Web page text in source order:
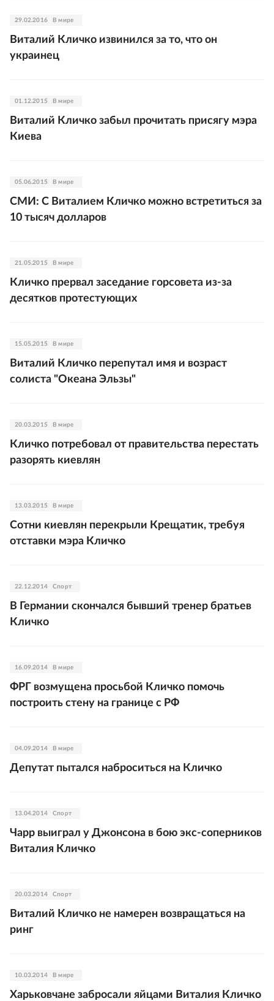
29.02.2016 В мире
Виталий Кличко извинился за то, что он
украинец
01.12.2015 В мире
Виталий Кличко забыл прочитать присягу мэра
Киева
05.06.2015 В мире
СМИ: С Виталием Кличко можно встретиться за
10 тысяч долларов
21.05.2015 В мире
Кличко прервал заседание горсовета из-за
десятков протестующих
15.05.2015 В мире
Виталий Кличко перепутал имя и возраст
солиста "Океана Эльзы"
20.03.2015 В мире
Кличко потребовал от правительства перестать
разорять киевлян
13.03.2015 В мире
Сотни киевлян перекрыли Крещатик, требуя
отставки мэра Кличко
22.12.2014 Спорт
В Германии скончался бывший тренер братьев
Кличко
16.09.2014 В мире
ФРГ возмущена просьбой Кличко помочь
построить стену на границе с РФ
04.09.2014 В мире
Депутат пытался наброситься на Кличко
13.04.2014 Спорт
Чарр выиграл у Джонсона в бою экс-соперников
Виталия Кличко
20.03.2014 Спорт
Виталий Кличко не намерен возвращаться на
ринг
10.03.2014 В мире
Харьковчане забросали яйцами Виталия Кличко